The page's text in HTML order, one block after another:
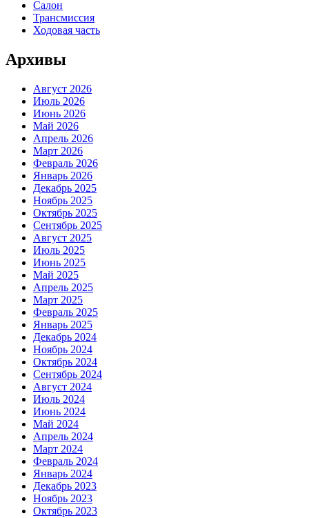
Салон
Трансмиссия
Ходовая часть
Архивы
Август 2026
Июль 2026
Июнь 2026
Май 2026
Апрель 2026
Март 2026
Февраль 2026
Январь 2026
Декабрь 2025
Ноябрь 2025
Октябрь 2025
Сентябрь 2025
Август 2025
Июль 2025
Июнь 2025
Май 2025
Апрель 2025
Март 2025
Февраль 2025
Январь 2025
Декабрь 2024
Ноябрь 2024
Октябрь 2024
Сентябрь 2024
Август 2024
Июль 2024
Июнь 2024
Май 2024
Апрель 2024
Март 2024
Февраль 2024
Январь 2024
Декабрь 2023
Ноябрь 2023
Октябрь 2023